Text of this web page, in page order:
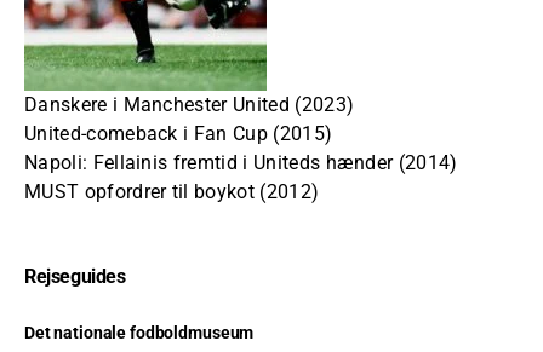
Danskere i Manchester United (2023)
United-comeback i Fan Cup (2015)
Napoli: Fellainis fremtid i Uniteds hænder (2014)
MUST opfordrer til boykot (2012)
Rejseguides
Det nationale fodboldmuseum